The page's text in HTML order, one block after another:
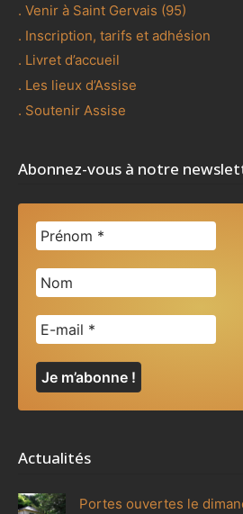
. Venir à Saint Gervais (95)
. Inscription, tarifs et adhésion
. Livret d’accueil
. Les lieux d’Assise
. Soutenir Assise
Abonnez-vous à notre
Actualités
Portes ouvertes le